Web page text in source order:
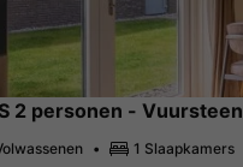
2 personen - Vuursteen
1 Slaapkamers